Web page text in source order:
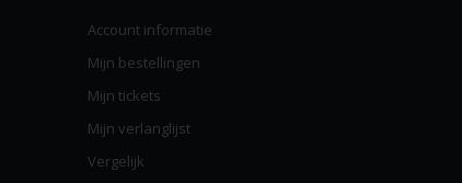
Account informatie
Mijn bestellingen
Mijn tickets
Mijn verlanglijst
Vergelijk